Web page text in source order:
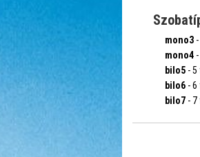
mono3
mono4
bilo5 -
bilo6 -
bilo7 -